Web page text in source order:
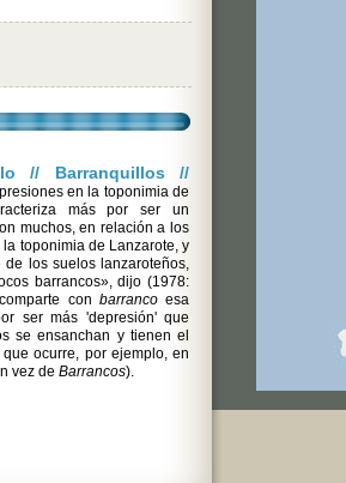
// Barranquillos //
en la toponimia de
más por ser un
muchos, en relación a los
toponimia de Lanzarote, y
los suelos lanzaroteños,
barrancos», dijo (1978:
con barrancoesa
ser más 'depresión' que
se ensanchan y tienen el
ocurre, por ejemplo, en
vez de Barrancos).